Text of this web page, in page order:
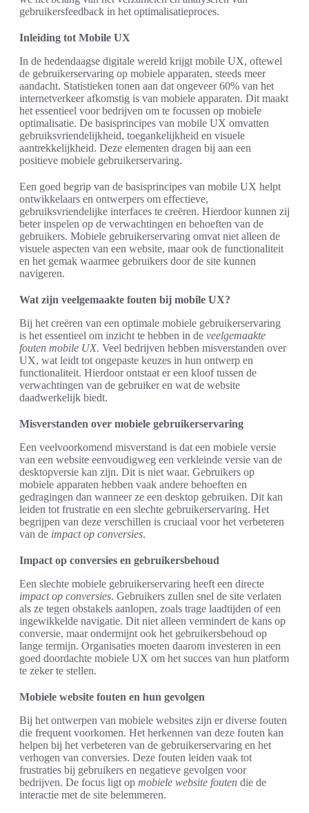
gebruikersfeedback in het optimalisatieproces.
Inleiding tot Mobile UX
In de hedendaagse digitale wereld krijgt mobile UX, oftewel
de gebruikerservaring op mobiele apparaten, steeds meer
aandacht. Statistieken tonen aan dat ongeveer 60% van het
internetverkeer afkomstig is van mobiele apparaten. Dit maakt
het essentieel voor bedrijven om te focussen op mobiele
optimalisatie. De basisprincipes van mobile UX omvatten
gebruiksvriendelijkheid, toegankelijkheid en visuele
aantrekkelijkheid. Deze elementen dragen bij aan een
positieve mobiele gebruikerservaring.
Een goed begrip van de basisprincipes van mobile UX helpt
ontwikkelaars en ontwerpers om effectieve,
gebruiksvriendelijke interfaces te creëren. Hierdoor kunnen zij
beter inspelen op de verwachtingen en behoeften van de
gebruikers. Mobiele gebruikerservaring omvat niet alleen de
visuele aspecten van een website, maar ook de functionaliteit
en het gemak waarmee gebruikers door de site kunnen
navigeren.
Wat zijn veelgemaakte fouten bij mobile UX?
Bij het creëren van een optimale mobiele gebruikerservaring
is het essentieel om inzicht te hebben in de veelgemaakte
fouten mobile UX. Veel bedrijven hebben misverstanden over
UX, wat leidt tot ongepaste keuzes in hun ontwerp en
functionaliteit. Hierdoor ontstaat er een kloof tussen de
verwachtingen van de gebruiker en wat de website
daadwerkelijk biedt.
Misverstanden over mobiele gebruikerservaring
Een veelvoorkomend misverstand is dat een mobiele versie
van een website eenvoudigweg een verkleinde versie van de
desktopversie kan zijn. Dit is niet waar. Gebruikers op
mobiele apparaten hebben vaak andere behoeften en
gedragingen dan wanneer ze een desktop gebruiken. Dit kan
leiden tot frustratie en een slechte gebruikerservaring. Het
begrijpen van deze verschillen is cruciaal voor het verbeteren
van de impact op conversies.
Impact op conversies en gebruikersbehoud
Een slechte mobiele gebruikerservaring heeft een directe
impact op conversies. Gebruikers zullen snel de site verlaten
als ze tegen obstakels aanlopen, zoals trage laadtijden of een
ingewikkelde navigatie. Dit niet alleen vermindert de kans op
conversie, maar ondermijnt ook het gebruikersbehoud op
lange termijn. Organisaties moeten daarom investeren in een
goed doordachte mobiele UX om het succes van hun platform
te zeker te stellen.
Mobiele website fouten en hun gevolgen
Bij het ontwerpen van mobiele websites zijn er diverse fouten
die frequent voorkomen. Het herkennen van deze fouten kan
helpen bij het verbeteren van de gebruikerservaring en het
verhogen van conversies. Deze fouten leiden vaak tot
frustraties bij gebruikers en negatieve gevolgen voor
bedrijven. De focus ligt op mobiele website fouten die de
interactie met de site belemmeren.